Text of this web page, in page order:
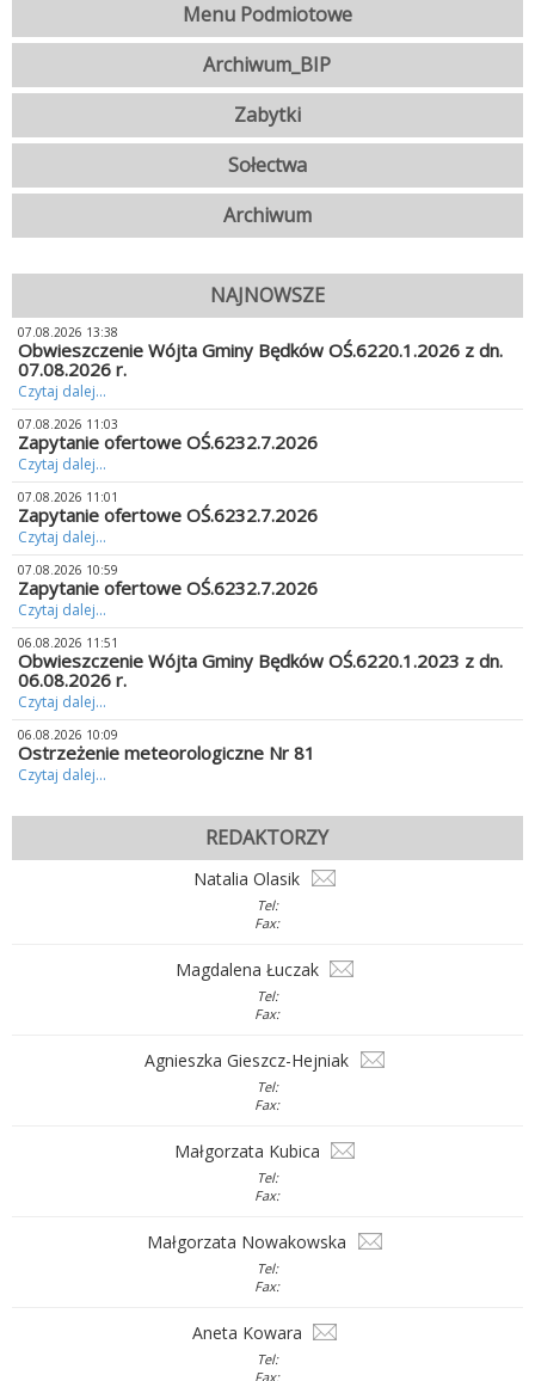
Menu Podmiotowe
Archiwum_BIP
Zabytki
Sołectwa
Archiwum
NAJNOWSZE
07.08.2026 13:38
Obwieszczenie Wójta Gminy Będków OŚ.6220.1.2026 z dn.
07.08.2026 r.
Czytaj dalej...
07.08.2026 11:03
Zapytanie ofertowe OŚ.6232.7.2026
Czytaj dalej...
07.08.2026 11:01
Zapytanie ofertowe OŚ.6232.7.2026
Czytaj dalej...
07.08.2026 10:59
Zapytanie ofertowe OŚ.6232.7.2026
Czytaj dalej...
06.08.2026 11:51
Obwieszczenie Wójta Gminy Będków OŚ.6220.1.2023 z dn.
06.08.2026 r.
Czytaj dalej...
06.08.2026 10:09
Ostrzeżenie meteorologiczne Nr 81
Czytaj dalej...
REDAKTORZY
Natalia Olasik
Tel:
Fax:
Magdalena Łuczak
Tel:
Fax:
Agnieszka Gieszcz-Hejniak
Tel:
Fax:
Małgorzata Kubica
Tel:
Fax:
Małgorzata Nowakowska
Tel:
Fax:
Aneta Kowara
Tel:
Fax: